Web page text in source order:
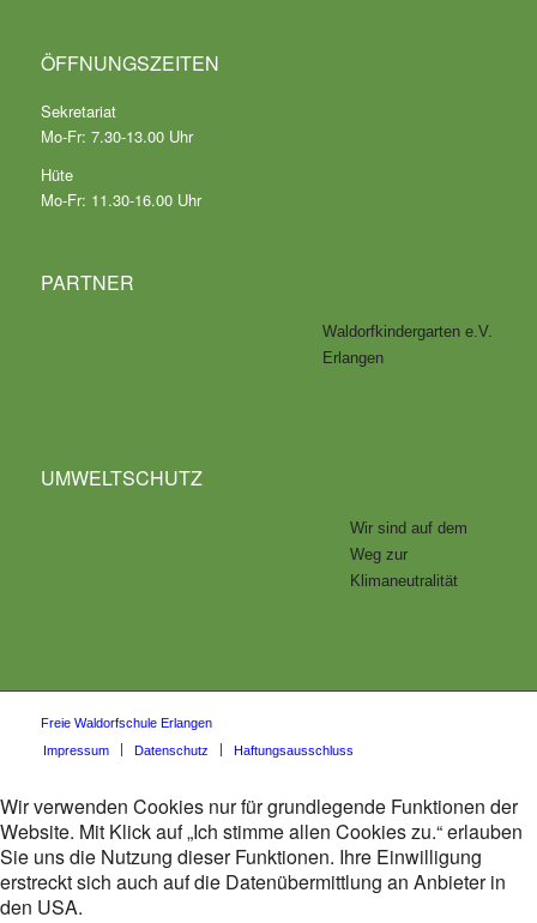
ÖFFNUNGSZEITEN
Sekretariat
Mo-Fr: 7.30-13.00 Uhr
Hüte
Mo-Fr: 11.30-16.00 Uhr
PARTNER
Waldorfkindergarten e.V.
Erlangen
UMWELTSCHUTZ
Wir sind auf dem
Weg zur
Klimaneutralität
Freie Waldorfschule Erlangen
Impressum
Datenschutz Haftungsausschluss
Wir verwenden Cookies nur für grundlegende Funktionen der
Website. Mit Klick auf „Ich stimme allen Cookies zu.“ erlauben
Sie uns die Nutzung dieser Funktionen. Ihre Einwilligung
erstreckt sich auch auf die Datenübermittlung an Anbieter in
den USA.